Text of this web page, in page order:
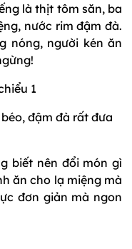
là thịt tôm săn, ba
nước rim đậm đà.
nóng, người kén ăn
đậm đà rất đưa
biết nên đổi món gì
ăn cho lạ miệng mà
đơn giản mà ngon